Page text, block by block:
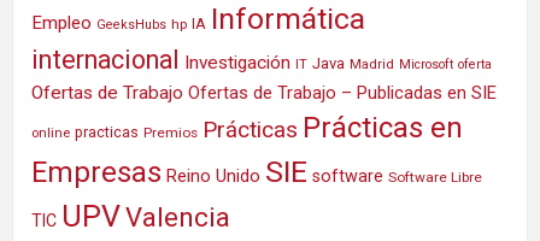
Empleo GeeksHubs hp IA Informática
internacional Investigación IT Java Madrid Microsoft oferta
Ofertas de Trabajo Ofertas de Trabajo – Publicadas en SIE
online practicas Premios Prácticas Prácticas en
Empresas Reino Unido SIE software Software Libre
TIC UPVValencia